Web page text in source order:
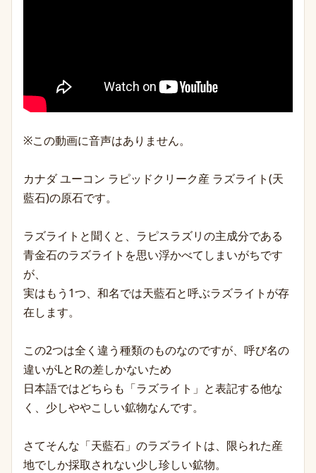
※この動画に音声はありません。
カナダ ユーコン ラピッドクリーク産 ラズライト(天
藍石)の原石です。
ラズライトと聞くと、ラピスラズリの主成分である
青金石のラズライトを思い浮かべてしまいがちです
が、
実はもう1つ、和名では天藍石と呼ぶラズライトが存
在します。
この2つは全く違う種類のものなのですが、呼び名の
違いがLとRの差しかないため
日本語ではどちらも「ラズライト」と表記する他な
く、少しややこしい鉱物なんです。
さてそんな「天藍石」のラズライトは、限られた産
地でしか採取されない少し珍しい鉱物。